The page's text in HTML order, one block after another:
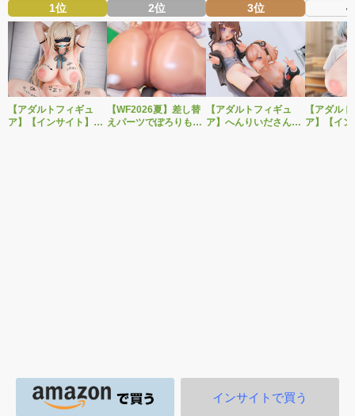
1位
【アダルトフィギュ
ア】【インサイト】肉
2位
【WF2026夏】差し替
えパーツでぽろりも
3位
【アダルトフィギュ
ア】へんりいださんイ
4
【アダル
ア】【イ
インサイトで買う